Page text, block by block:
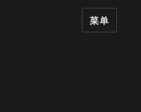
菜单